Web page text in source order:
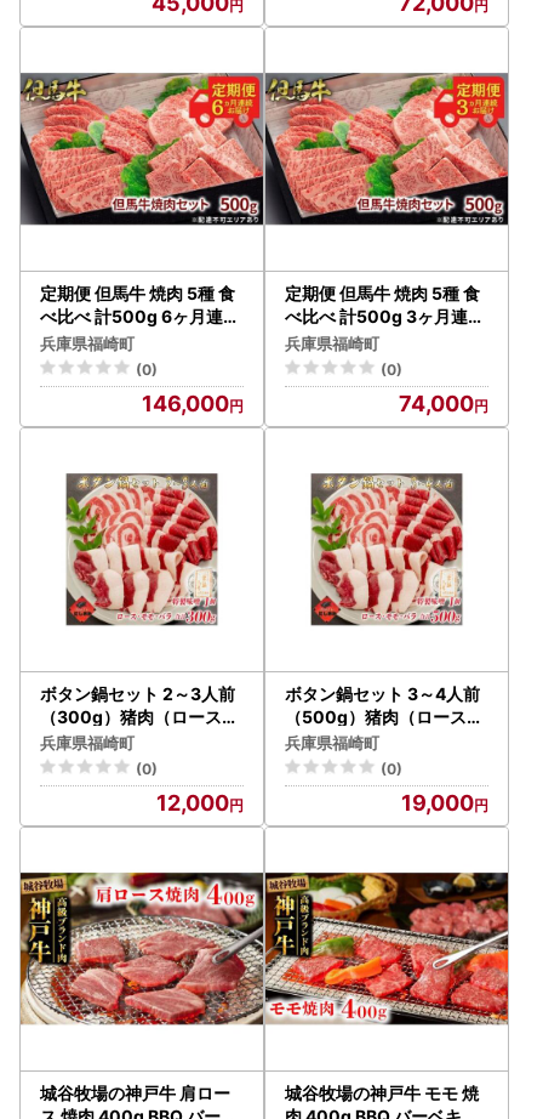
定期便 但馬牛 焼肉 5種 食
べ比べ 計500g 6ヶ月連続
お届け BBQ バーベキュー
アウトドア
兵庫県福崎町
(0)
146,000
定期便 但馬牛 焼肉 5種 食
べ比べ 計500g 3ヶ月連続
お届け BBQ バーベキュー
アウトドア
兵庫県福崎町
(0)
74,000
ボタン鍋セット 2～3人前
（300g）猪肉（ロース・
もも肉・バラ）自家製味噌
付き
兵庫県福崎町
(0)
12,000
ボタン鍋セット 3～4人前
（500g）猪肉（ロース・
モモ・バラ）自家製味噌付
き
兵庫県福崎町
(0)
19,000
城谷牧場の神戸牛 肩ロー
城谷牧場の神戸牛 モモ 焼